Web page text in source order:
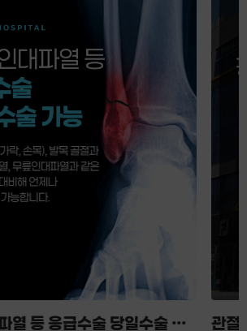
열 등 응급수술 당일수술 가 관절